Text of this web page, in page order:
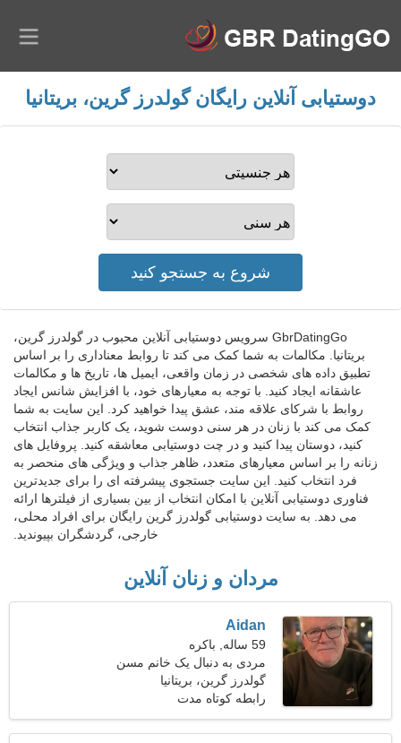
دوستیابی آنلاین رایگان گولدرز گرین، بریتانیا
GbrDatingGo سرویس دوستیابی آنلاین محبوب در گولدرز گرین،
بریتانیا. مکالمات به شما کمک می کند تا روابط معناداری را بر اساس
تطبیق داده های شخصی در زمان واقعی، ایمیل ها، تاریخ ها و مکالمات
عاشقانه ایجاد کنید. با توجه به معیارهای خود، با افزایش شانس ایجاد
روابط با شرکای علاقه مند، عشق پیدا خواهید کرد. این سایت به شما
کمک می کند با زنان در هر سنی دوست شوید، یک کاربر جذاب انتخاب
کنید، دوستان پیدا کنید و در چت دوستیابی معاشقه کنید. پروفایل های
زنانه را بر اساس معیارهای متعدد، ظاهر جذاب و ویژگی های منحصر به
فرد انتخاب کنید. این سایت جستجوی پیشرفته ای را برای جدیدترین
فناوری دوستیابی آنلاین با امکان انتخاب از بین بسیاری از فیلترها ارائه
می دهد. به سایت دوستیابی گولدرز گرین رایگان برای افراد محلی،
خارجی، گردشگران بپیوندید.
مردان و زنان آنلاین
Aidan
59 ساله, باکره
مردی به دنبال یک خانم مسن
50-54
گولدرز گرین، بریتانیا
رابطه کوتاه مدت